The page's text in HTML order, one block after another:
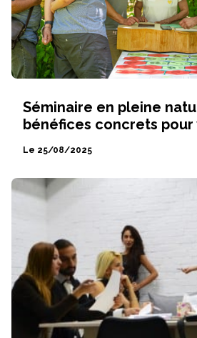
Séminaire en pleine
bénéfices concrets pour
Le 25/08/2025